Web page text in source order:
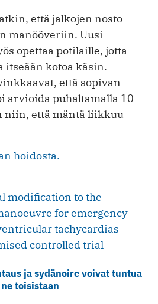
että jalkojen nosto
manööveriin. Uusi
opettaa potilaille, jotta
itseään kotoa käsin.
että sopivan
arvioida puhaltamalla 10
että mäntä liikkuu
hoidosta.
modification to the
for emergency
tachycardias
controlled trial
ja sydänoire voivat tuntua
toisistaan